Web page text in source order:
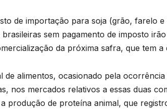
de importação para soja (grão, farelo
sem pagamento de imposto
da próxima safra, que tem
de alimentos, ocasionado pela
nos mercados relativos a essas duas
produção de proteína animal, que